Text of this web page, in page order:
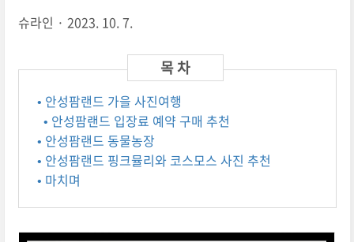
슈라인 2023. 10. 7.
• 안성팜랜드 가을 사진여행
• 안성팜랜드 입장료 예약 구매 추천
• 안성팜랜드 동물농장
• 안성팜랜드 핑크뮬리와 코스모스 사진 추천
• 마치며